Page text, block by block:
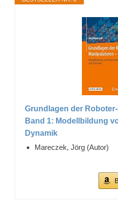
Grundlagen der
Band 1: Modellbildung
Dynamik
Mareczek, Jörg (Autor)